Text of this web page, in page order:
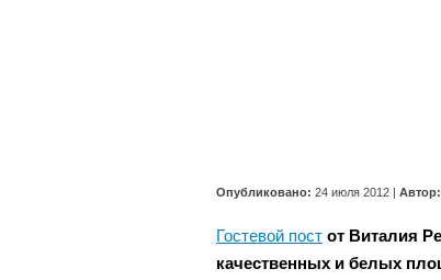
Опубликовано: 24 июля 2012 | Автор:
Гостевой пост от Виталия
качественных и белых